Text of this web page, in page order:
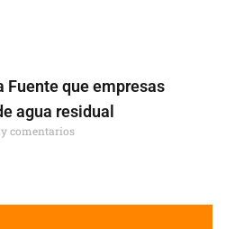
Fuente que empresas
agua residual
comentarios